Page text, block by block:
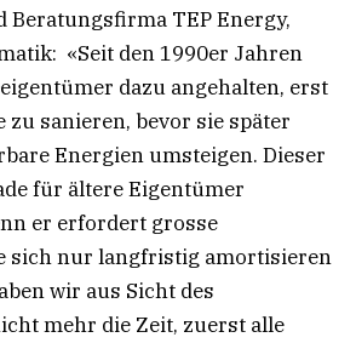
Beratungsfirma TEP Energy,
«Seit den 1990er Jahren
dazu angehalten, erst
zu sanieren, bevor sie später
Energien umsteigen. Dieser
für ältere Eigentümer
er erfordert grosse
sich nur langfristig amortisieren
wir aus Sicht des
mehr die Zeit, zuerst alle